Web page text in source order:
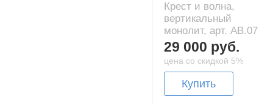
Крест и волна,
вертикальный
монолит, арт. AB.07
29 000 руб.
цена со скидкой 5%
Купить